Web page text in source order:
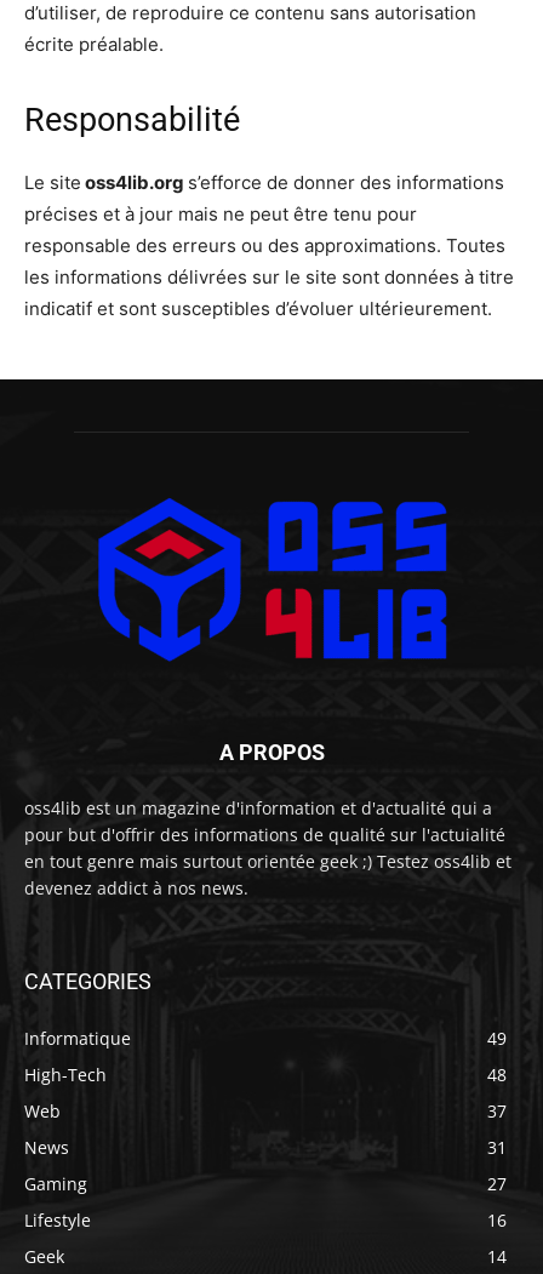
d’utiliser, de reproduire ce contenu sans autorisation
écrite préalable.
Responsabilité
Le site oss4lib.org s’efforce de donner des informations
précises et à jour mais ne peut être tenu pour
responsable des erreurs ou des approximations. Toutes
les informations délivrées sur le site sont données à titre
indicatif et sont susceptibles d’évoluer ultérieurement.
A PROPOS
oss4lib est un magazine d'information et d'actualité qui a
pour but d'offrir des informations de qualité sur l'actuialité
en tout genre mais surtout orientée geek ;) Testez oss4lib et
devenez addict à nos news.
CATEGORIES
Informatique
49
High-Tech
48
Web
37
News
31
Gaming
27
Lifestyle
16
Geek
14